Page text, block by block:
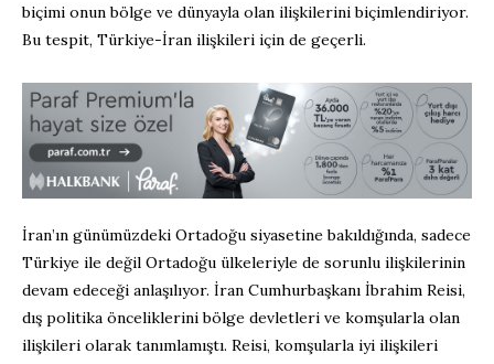
biçimi onun bölge ve dünyayla olan ilişkilerini biçimlendiriyor.
Bu tespit, Türkiye-İran ilişkileri için de geçerli.
İran’ın günümüzdeki Ortadoğu siyasetine bakıldığında, sadece
Türkiye ile değil Ortadoğu ülkeleriyle de sorunlu ilişkilerinin
devam edeceği anlaşılıyor. İran Cumhurbaşkanı İbrahim Reisi,
dış politika önceliklerini bölge devletleri ve komşularla olan
ilişkileri olarak tanımlamıştı. Reisi, komşularla iyi ilişkileri